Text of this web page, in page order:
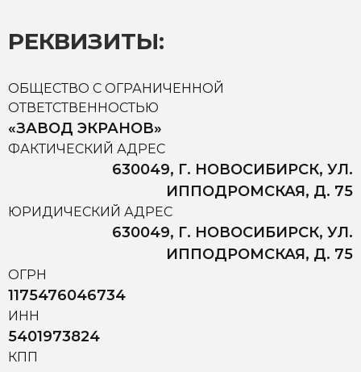
РЕКВИЗИТЫ:
ОБЩЕСТВО С ОГРАНИЧЕННОЙ
ОТВЕТСТВЕННОСТЬЮ
«ЗАВОД ЭКРАНОВ»
ФАКТИЧЕСКИЙ АДРЕС
630049, Г. НОВОСИБИРСК, УЛ.
ИППОДРОМСКАЯ, Д. 75
ЮРИДИЧЕСКИЙ АДРЕС
630049, Г. НОВОСИБИРСК, УЛ.
ИППОДРОМСКАЯ, Д. 75
ОГРН
1175476046734
ИНН
5401973824
КПП